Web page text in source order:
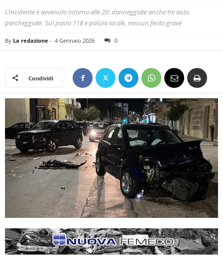
L’incidente è avvenuto intorno alle 20: danneggiate anche tre auto
parcheggiate. Sul posto 118 e polizia locale, nessun ferito grave
By La redazione - 4 Gennaio 2026 0
Condividi